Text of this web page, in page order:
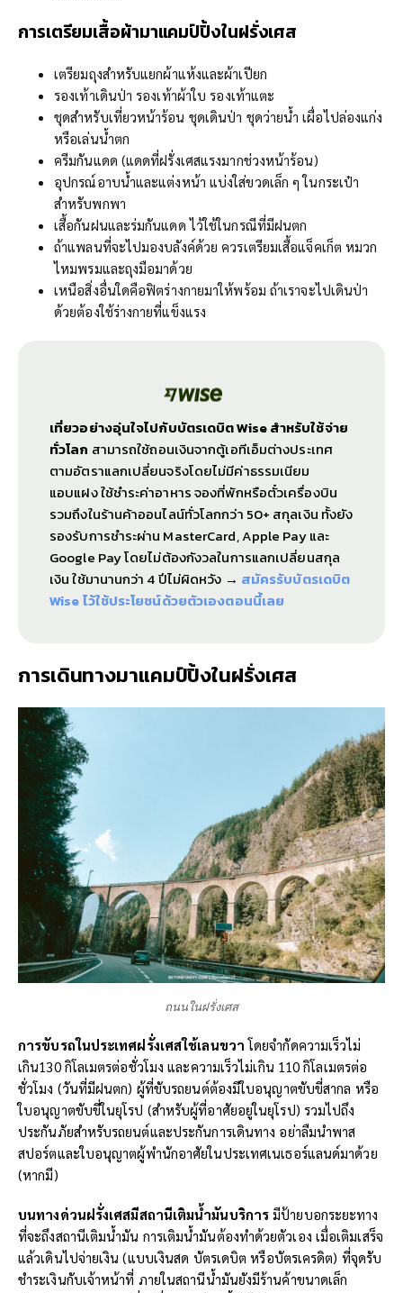
การเตรียมเสื้อผ้ามาแคมป์ปิ้งในฝรั่งเศส
เตรียมถุงสำหรับแยกผ้าแห้งและผ้าเปียก
รองเท้าเดินป่า รองเท้าผ้าใบ รองเท้าแตะ
ชุดสำหรับเที่ยวหน้าร้อน ชุดเดินป่า ชุดว่ายน้ำ เผื่อไปล่องแก่ง
หรือเล่นน้ำตก
ครีมกันแดด (แดดที่ฝรั่งเศสแรงมากช่วงหน้าร้อน)
อุปกรณ์อาบน้ำและแต่งหน้า แบ่งใส่ขวดเล็ก ๆ ในกระเป๋า
สำหรับพกพา
เสื้อกันฝนและร่มกันแดด ไว้ใช้ในกรณีที่มีฝนตก
ถ้าแพลนที่จะไปมองบลังค์ด้วย ควรเตรียมเสื้อแจ็คเก็ต หมวก
ไหมพรมและถุงมือมาด้วย
เหนือสิ่งอื่นใดคือฟิตร่างกายมาให้พร้อม ถ้าเราจะไปเดินป่า
ด้วยต้องใช้ร่างกายที่แข็งแรง
เที่ยวอย่างอุ่นใจไปกับบัตรเดบิต Wise สำหรับใช้จ่าย
ทั่วโลก สามารถใช้ถอนเงินจากตู้เอทีเอ็มต่างประเทศ
ตามอัตราแลกเปลี่ยนจริงโดยไม่มีค่าธรรมเนียม
แอบแฝง ใช้ชำระค่าอาหาร จองที่พักหรือตั๋วเครื่องบิน
รวมถึงในร้านค้าออนไลน์ทั่วโลกกว่า 50+ สกุลเงิน ทั้งยัง
รองรับการชำระผ่าน MasterCard, Apple Pay และ
Google Pay โดยไม่ต้องกังวลในการแลกเปลี่ยนสกุล
เงิน ใช้มานานกว่า 4 ปีไม่ผิดหวัง → สมัครรับบัตรเดบิต
Wise ไว้ใช้ประโยชน์ด้วยตัวเองตอนนี้เลย
การเดินทางมาแคมป์ปิ้งในฝรั่งเศส
ถนนในฝรั่งเศส
การขับรถในประเทศฝรั่งเศสใช้เลนขวา โดยจำกัดความเร็วไม่
เกิน130 กิโลเมตรต่อชั่วโมง และความเร็วไม่เกิน 110 กิโลเมตรต่อ
ชั่วโมง (วันที่มีฝนตก) ผู้ที่ขับรถยนต์ต้องมีใบอนุญาตขับขี่สากล หรือ
ใบอนุญาตขับขี่ในยุโรป (สำหรับผู้ที่อาศัยอยู่ในยุโรป) รวมไปถึง
ประกันภัยสำหรับรถยนต์และประกันการเดินทาง อย่าลืมนำพาส
สปอร์ตและใบอนุญาตผู้พำนักอาศัยในประเทศเนเธอร์แลนด์มาด้วย
(หากมี)
บนทางด่วนฝรั่งเศสมีสถานีเติมน้ำมันบริการ มีป้ายบอกระยะทาง
ที่จะถึงสถานีเติมน้ำมัน การเติมน้ำมันต้องทำด้วยตัวเอง เมื่อเติมเสร็จ
แล้วเดินไปจ่ายเงิน (แบบเงินสด บัตรเดบิต หรือบัตรเครดิต) ที่จุดรับ
ชำระเงินกับเจ้าหน้าที่ ภายในสถานีน้ำมันยังมีร้านค้าขนาดเล็ก